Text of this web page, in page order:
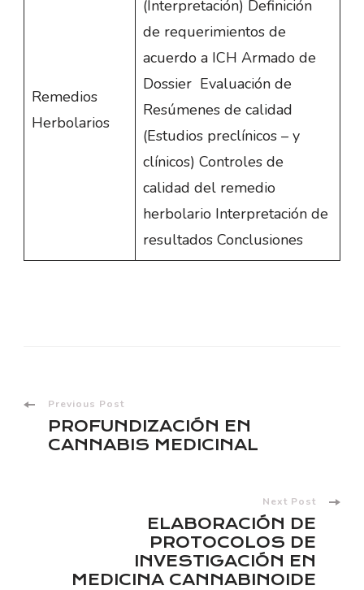
Remedios
Herbolarios
(Interpretación) Definición
de requerimientos de
acuerdo a ICH Armado de
Dossier Evaluación de
Resúmenes de calidad
(Estudios preclínicos – y
clínicos) Controles de
calidad del remedio
herbolario Interpretación de
resultados Conclusiones
Post
Navigation
Previous Post
PROFUNDIZACIÓN EN
CANNABIS MEDICINAL
Next Post
ELABORACIÓN DE
PROTOCOLOS DE
INVESTIGACIÓN EN
MEDICINA CANNABINOIDE